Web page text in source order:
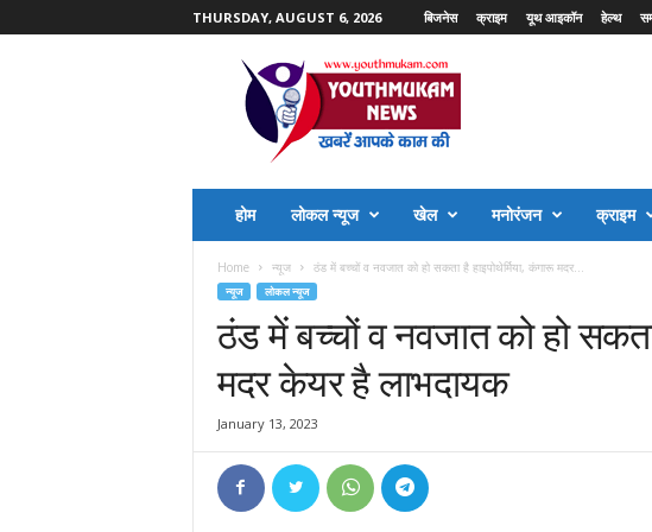
THURSDAY, AUGUST 6, 2026 बिजनेस क्राइम यूथ आइकॉन हेल्थ
होम लोकल न्यूज खेल मनोरंजन क्राइम
Home न्यूज ठंड में बच्चों व नवजात को हो सकता है हाइपोथेर्मिया, कंगारू मदर...
न्यूज लोकल न्यूज
ठंड में बच्चों व नवजात को हो
मदर केयर है लाभदायक
January 13, 2023